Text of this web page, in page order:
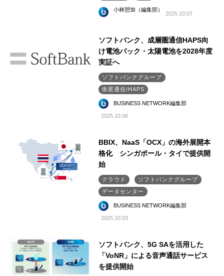
小林憩加（編集部）
2025.10.07
ソフトバンク、成層圏通信HAPS向
け電池パック・太陽電池を2028年度
実証へ
ソフトバンクグループ
衛星通信/HAPS
BUSINESS NETWORK編集部
2025.10.06
BBIX、NaaS「OCX」の海外展開本
格化 シンガポール・タイで提供開
始
クラウド
ソフトバンクグループ
データセンター
BUSINESS NETWORK編集部
2025.10.03
ソフトバンク、5G SAを活用した
「VoNR」による音声通話サービス
を提供開始